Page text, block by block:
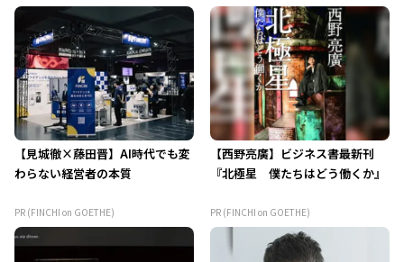
【見城徹×藤田晋】AI時代でも変
わらない経営者の本質
PR (FINCHI on GOETHE)
【西野亮廣】ビジネス書最新刊
『北極星 僕たちはどう働くか』
PR (FINCHI on GOETHE)